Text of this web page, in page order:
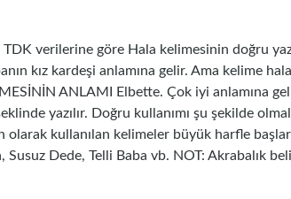
TDK verilerine göre Hala kelimesinin doğru
kız kardeşi anlamına gelir. Ama kelime
ANLAMI Elbette. Çok iyi anlamına
yazılır. Doğru kullanımı şu şekilde
olarak kullanılan kelimeler büyük harfle
Susuz Dede, Telli Baba vb. NOT: Akrabalık